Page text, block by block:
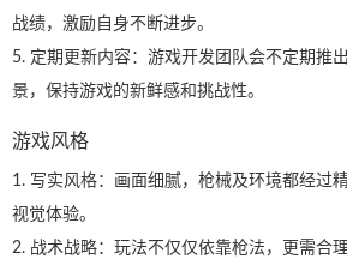
战绩，激励自身不断进步。
5. 定期更新内容：游戏开发团队会不定期推
景，保持游戏的新鲜感和挑战性。
游戏风格
1. 写实风格：画面细腻，枪械及环境都经过
视觉体验。
2. 战术战略：玩法不仅仅依靠枪法，更需合